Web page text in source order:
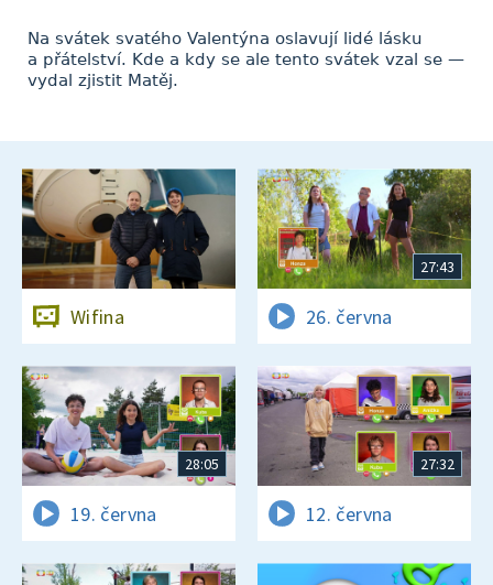
Na svátek svatého Valentýna oslavují lidé lásku
a přátelství. Kde a kdy se ale tento svátek vzal se —
vydal zjistit Matěj.
Wifina
27:43
26. června
28:05
19. června
27:32
12. června